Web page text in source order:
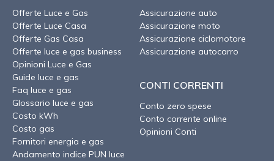
Offerte Luce e Gas
Offerte Luce Casa
Offerte Gas Casa
Offerte luce e gas business
Opinioni Luce e Gas
Guide luce e gas
Faq luce e gas
Glossario luce e gas
Costo kWh
Costo gas
Fornitori energia e gas
Andamento indice PUN luce
Assicurazione auto
Assicurazione moto
Assicurazione ciclomotore
Assicurazione autocarro
CONTI CORRENTI
Conto zero spese
Conto corrente online
Opinioni Conti